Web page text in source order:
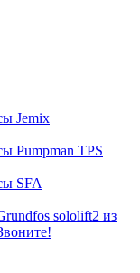
Jemix
Pumpman TPS
SFA
sololift2 из